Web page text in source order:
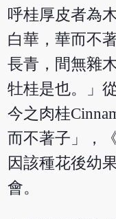
呼桂厚皮者為
白華，華而不
長青，間無雜
牡桂是也。」
今之肉桂
而不著子」，
因該種花後幼
會。